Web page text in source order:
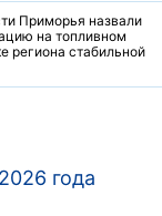
Приморья назвали
на топливном
региона стабильной
года